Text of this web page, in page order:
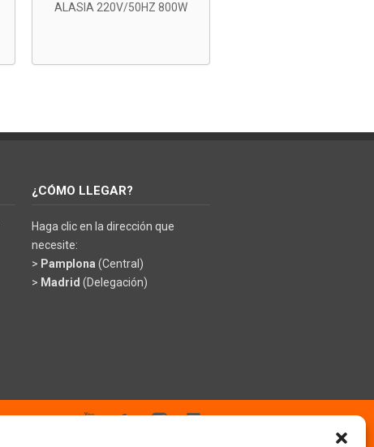
ALASIA 220V/50HZ 800W
¿CÓMO LLEGAR?
Haga clic en la dirección que
necesite:
> Pamplona (Central)
> Madrid (Delegación)